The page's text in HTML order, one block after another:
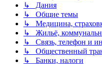
↳ Дания
↳ Общие темы
↳ Медицина,
↳ Жильё,
↳ Связь, телефон и
↳ Общественный
↳ Банки, налоги